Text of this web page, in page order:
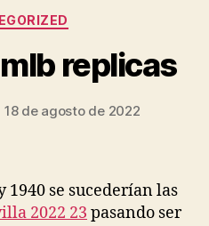
Categorías
replicas
18 de agosto de 2022
1940 se sucederían las
2022 23 pasando ser